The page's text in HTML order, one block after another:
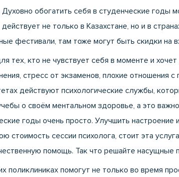
Духовно обогатить себя в студенческие годы
не только в Казахстане, но и в
фестивали, там тоже могут быть скидки на
тех, кто не чувствует себя в моменте и
стресс от экзаменов, плохие отношения
действуют психологические службы,
о своём ментальном здоровье, а это
годы очень просто. Улучшить
стоимость сессии психолога, стоит эта
помощь. Так что решайте
поликлиниках помогут не только во время